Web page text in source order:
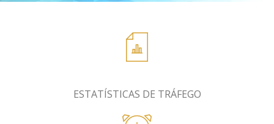
ESTATÍSTICAS DE TRÁFEGO